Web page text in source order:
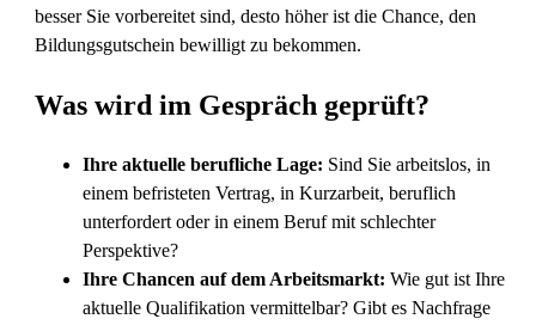
besser Sie vorbereitet sind, desto höher ist die Chance, den
Bildungsgutschein bewilligt zu bekommen.
Was wird im Gespräch geprüft?
Ihre aktuelle berufliche Lage: Sind Sie arbeitslos, in
einem befristeten Vertrag, in Kurzarbeit, beruflich
unterfordert oder in einem Beruf mit schlechter
Perspektive?
Ihre Chancen auf dem Arbeitsmarkt: Wie gut ist Ihre
aktuelle Qualifikation vermittelbar? Gibt es Nachfrage